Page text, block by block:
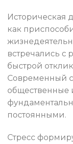
Историческая
как
встречались с
быстрой
Современный
общественные
постоянными.
Стресс